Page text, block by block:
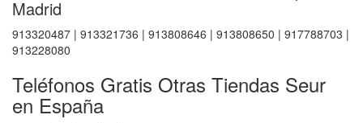
Madrid
913320487 | 913321736 | 913808646 | 913808650 | 917788703 |
913228080
Teléfonos Gratis Otras Tiendas Seur
en España